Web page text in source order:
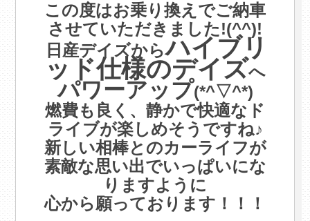
この度はお乗り換えでご納車
させていただきました!(^^)!
日産デイズからハイブリ
ッド仕様のデイズへ
パワーアップ(*^▽^*)
燃費も良く、静かで快適なド
ライブが楽しめそうですね♪
新しい相棒とのカーライフが
素敵な思い出でいっぱいにな
りますように
心から願っております！！！